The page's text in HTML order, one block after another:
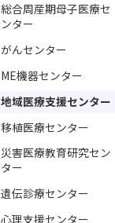
総合周産期母子医療セ
ンター
がんセンター
ME機器センター
地域医療支援センター
移植医療センター
災害医療教育研究セン
ター
遺伝診療センター
心理支援センター